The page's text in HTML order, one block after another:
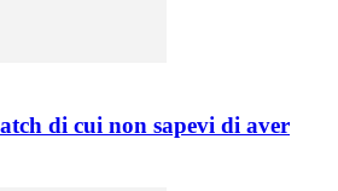
di cui non sapevi di aver